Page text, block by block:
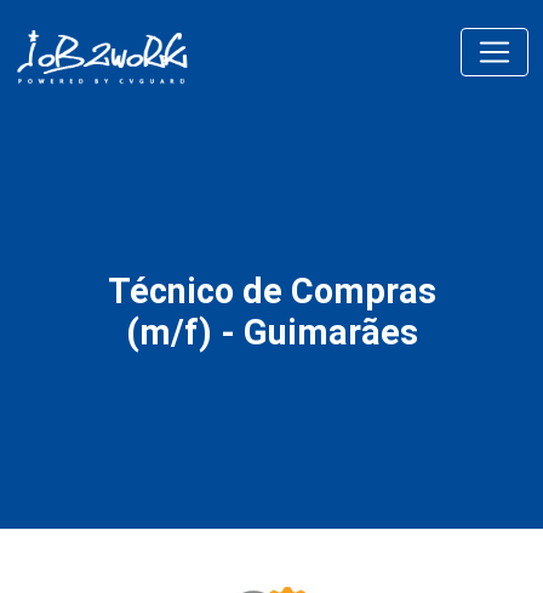
Técnico de Compras
(m/f) - Guimarães